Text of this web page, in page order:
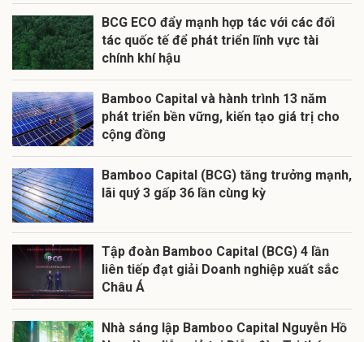
BCG ECO đẩy mạnh hợp tác với các đối
tác quốc tế để phát triển lĩnh vực tài
chính khí hậu
Bamboo Capital và hành trình 13 năm
phát triển bền vững, kiến tạo giá trị cho
cộng đồng
Bamboo Capital (BCG) tăng trưởng mạnh,
lãi quý 3 gấp 36 lần cùng kỳ
Tập đoàn Bamboo Capital (BCG) 4 lần
liên tiếp đạt giải Doanh nghiệp xuất sắc
Châu Á
Nhà sáng lập Bamboo Capital Nguyễn Hồ